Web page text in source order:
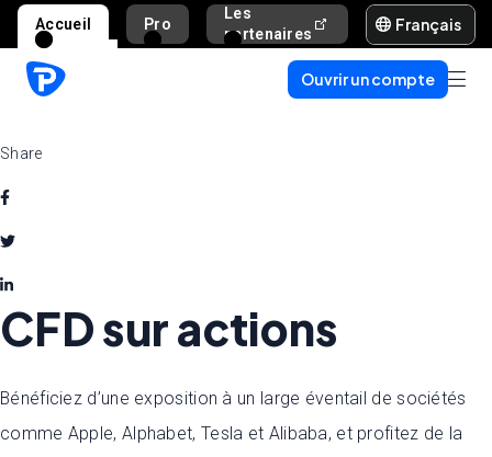
Accueil Pro
Les
partenaires
Aide et
Français
Ouvrir un compte
Share
CFD sur actions
Bénéficiez d’une exposition à un large éventail de sociétés
comme Apple, Alphabet, Tesla et Alibaba, et profitez de la